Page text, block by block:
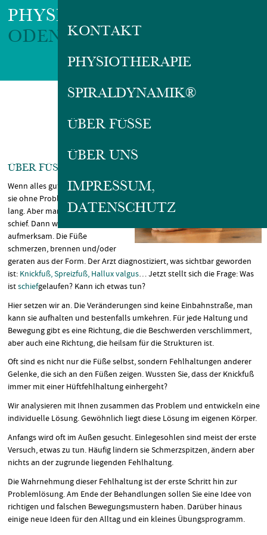
PHYSIOTHERAPIE
ODENSASSKONTAKT
PHYSIOTHERAPIE
SPIRAL­DYNAMIK®
ÜBER FÜSSE
ÜBER UNS
IMPRESSUM,
DATENSCHUTZ
ÜBER FÜSSE
Wenn alles gut läuft, dann tragen
sie ohne Probleme ein Leben
lang. Aber manchmal läuft etwas
schief. Dann wird man
aufmerksam. Die Füße
schmerzen, brennen und/oder
geraten aus der Form. Der Arzt diagnostiziert, was sichtbar geworden
ist: Knickfuß, Spreizfuß, Hallux valgus… Jetzt stellt sich die Frage: Was
istschiefgelaufen? Kann ich etwas tun?
Hier setzen wir an. Die Veränderungen sind keine Einbahnstraße, man
kann sie aufhalten und bestenfalls umkehren. Für jede Haltung und
Bewegung gibt es eine Richtung, die die Beschwerden verschlimmert,
aber auch eine Richtung, die heilsam für die Strukturen ist.
Oft sind es nicht nur die Füße selbst, sondern Fehlhaltungen anderer
Gelenke, die sich an den Füßen zeigen. Wussten Sie, dass der Knickfuß
immer mit einer Hüftfehlhaltung einhergeht?
Wir analysieren mit Ihnen zusammen das Problem und entwickeln eine
individuelle Lösung. Gewöhnlich liegt diese Lösung im eigenen Körper.
Anfangs wird oft im Außen gesucht. Einlegesohlen sind meist der erste
Versuch, etwas zu tun. Häufig lindern sie Schmerzspitzen, ändern aber
nichts an der zugrunde liegenden Fehlhaltung.
Die Wahrnehmung dieser Fehlhaltung ist der erste Schritt hin zur
Problemlösung. Am Ende der Behandlungen sollen Sie eine Idee von
richtigen und falschen Bewegungsmustern haben. Darüber hinaus
einige neue Ideen für den Alltag und ein kleines Übungsprogramm.